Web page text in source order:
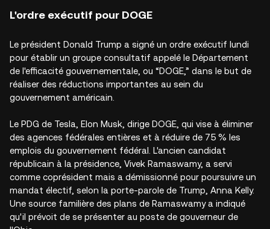
L'ordre exécutif pour DOGE
Le président Donald Trump a signé un ordre exécutif lundi
pour établir un groupe consultatif appelé le Département
de l'efficacité gouvernementale, ou “DOGE,” dans le but de
réaliser des réductions importantes au sein du
gouvernement américain.
Le PDG de Tesla, Elon Musk, dirige DOGE, qui vise à éliminer
des agences fédérales entières et à réduire de 75 % les
emplois du gouvernement fédéral. L'ancien candidat
républicain à la présidence, Vivek Ramaswamy, a servi
comme coprésident mais a démissionné pour poursuivre un
mandat électif, selon la porte-parole de Trump, Anna Kelly.
Une source familière des plans de Ramaswamy a indiqué
qu'il prévoit de se présenter au poste de gouverneur de